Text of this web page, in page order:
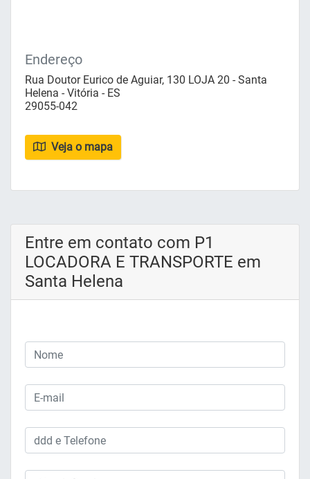
Endereço
Rua Doutor Eurico de Aguiar, 130 LOJA 20 - Santa
Helena - Vitória - ES
29055-042
Veja o mapa
Entre em contato com P1
LOCADORA E TRANSPORTE em
Santa Helena